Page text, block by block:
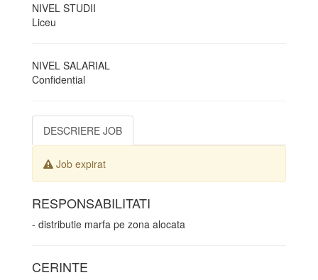
NIVEL STUDII
Liceu
NIVEL SALARIAL
Confidential
DESCRIERE JOB
Job expirat
RESPONSABILITATI
- distributie marfa pe zona alocata
CERINTE